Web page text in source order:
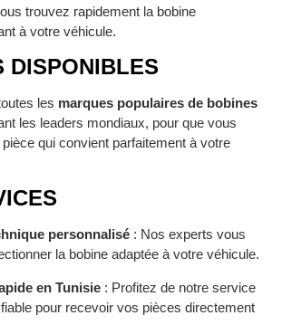
trouvez rapidement la bobine
à votre véhicule.
DISPONIBLES
les marques populaires de bobines
les leaders mondiaux, pour que vous
qui convient parfaitement à votre
personnalisé : Nos experts vous
la bobine adaptée à votre véhicule.
en Tunisie : Profitez de notre service
pour recevoir vos pièces directement